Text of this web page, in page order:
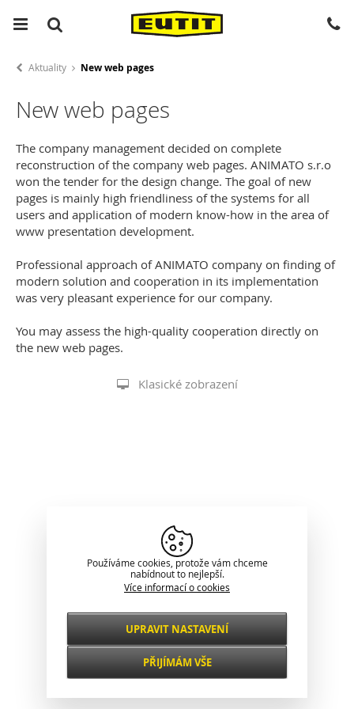
Aktuality New web pages
New web pages
The company management decided on complete
reconstruction of the company web pages. ANIMATO s.r.o
won the tender for the design change. The goal of new
pages is mainly high friendliness of the systems for all
users and application of modern know-how in the area of
www presentation development.
Professional approach of ANIMATO company on finding of
modern solution and cooperation in its implementation
was very pleasant experience for our company.
You may assess the high-quality cooperation directly on
the new web pages.
Klasické zobrazení
Používáme cookies, protože vám chceme
nabídnout to nejlepší.
Více informací o cookies
Nezbytné
VŽDY AKTIVNÍ
Funkční a
UPRAVIT NASTAVENÍ
PŘIJÍMÁM VŠE